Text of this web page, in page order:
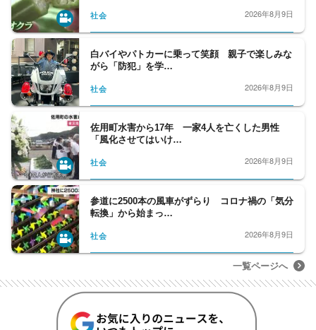
社会 2026年8月9日
白バイやパトカーに乗って笑顔 親子で楽しみな
がら「防犯」を学…
社会 2026年8月9日
佐用町水害から17年 一家4人を亡くした男性
「風化させてはいけ…
社会 2026年8月9日
参道に2500本の風車がずらり コロナ禍の「気分
転換」から始まっ…
社会 2026年8月9日
一覧ページへ